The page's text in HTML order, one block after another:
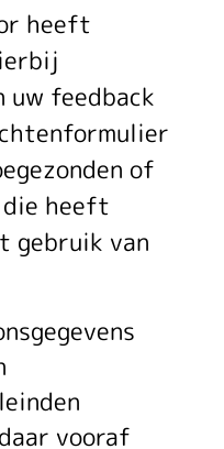
heeft
uw feedback
of
die heeft
gebruik van
vooraf